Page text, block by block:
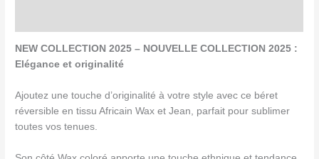
NEW COLLECTION 2025 – NOUVELLE COLLECTION 2025 :
Elégance et originalité
Ajoutez une touche d’originalité à votre style avec ce béret
réversible en tissu Africain Wax et Jean, parfait pour sublimer
toutes vos tenues.